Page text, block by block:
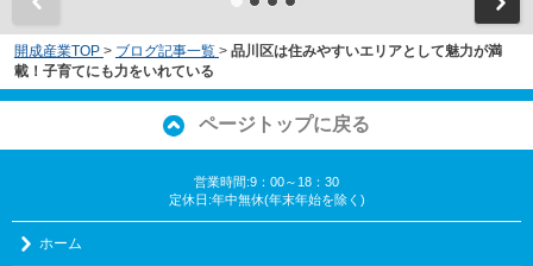
開成産業TOP > ブログ記事一覧 > 品川区は住みやすいエリアとして魅力が満
載！子育てにも力をいれている
ページトップに戻る
営業時間:9：00～18：30
定休日:年中無休(年末年始を除く)
ホーム